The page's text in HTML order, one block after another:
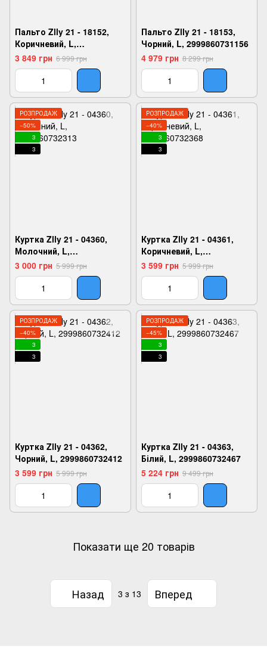
Пальто Zlly 21 - 18152,
Коричневий, L,
2999860731101
3 849 грн 6 999 грн
Пальто Zlly 21 - 18153,
Чорний, L, 2999860731156
4 979 грн 8 299 грн
РОЗПРОДАЖ
−50%
3
3
Куртка Zlly 21 - 04360,
Молочний, L,
2999860732313
3 000 грн 5 999 грн
РОЗПРОДАЖ
−40%
3
3
Куртка Zlly 21 - 04361,
Коричневий, L,
2999860732368
3 599 грн 5 999 грн
РОЗПРОДАЖ
−40%
3
3
Куртка Zlly 21 - 04362,
Чорний, L, 2999860732412
3 599 грн 5 999 грн
РОЗПРОДАЖ
−45%
3
3
Куртка Zlly 21 - 04363,
Білий, L, 2999860732467
5 224 грн 9 499 грн
Показати ще 20 товарів
Назад 3 з 13 Вперед